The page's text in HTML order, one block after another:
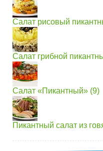
Салат рисовый
Салат грибной
Салат «Пикантный» (9)
Пикантный салат из